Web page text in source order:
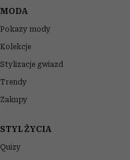
MODA
Pokazy mody
Kolekcje
Stylizacje gwiazd
Trendy
Zakupy
STYL ŻYCIA
Quizy